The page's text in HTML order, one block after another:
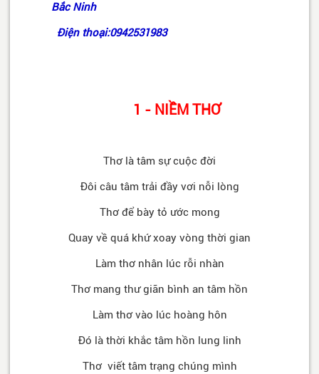
Bắc Ninh
Điện thoại:0942531983
1 - NIỀM THƠ
Thơ là tâm sự cuộc đời
Đôi câu tâm trải đầy vơi nỗi lòng
Thơ để bày tỏ ước mong
Quay về quá khứ xoay vòng thời gian
Làm thơ nhân lúc rỗi nhàn
Thơ mang thư giãn bình an tâm hồn
Làm thơ vào lúc hoàng hôn
Đó là thời khắc tâm hồn lung linh
Thơ viết tâm trạng chúng mình